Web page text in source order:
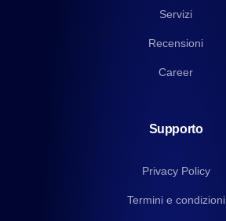
Servizi
Recensioni
Career
Supporto
Privacy Policy
Termini e condizioni